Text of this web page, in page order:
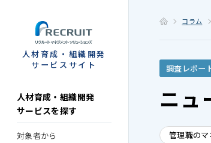
人材育成・組織開発
サービスサイト
人材育成・組織開発
サービスを探す
対象者から
コラム
調査レポー
ニュ
管理職の